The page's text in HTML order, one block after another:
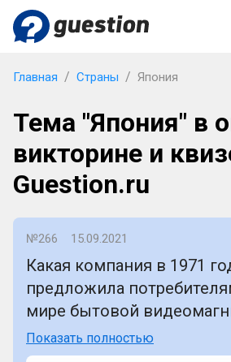
Главная Страны Япония
Тема "Япония" в
викторине и
Guestion.ru
№266 15.09.2021
Какая компания в 1971
предложила
мире бытовой
цветным изображением?
Показать полностью